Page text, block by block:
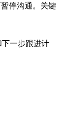
停沟通。关键
一步跟进计